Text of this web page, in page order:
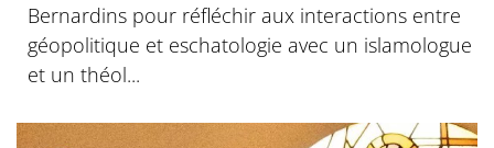
Bernardins pour réfléchir aux interactions entre
géopolitique et eschatologie avec un islamologue
et un théol...